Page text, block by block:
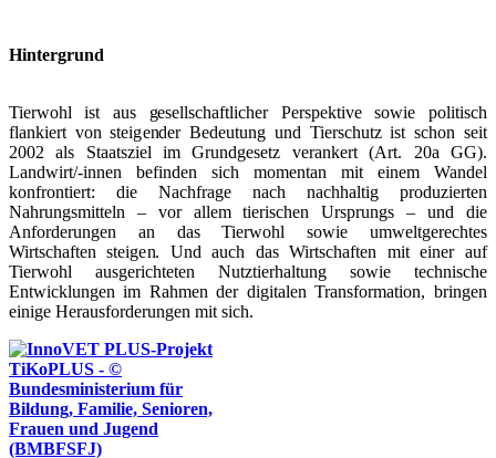
Hintergrund
Tierwohl ist aus gesellschaftlicher Perspektive sowie politisch
flankiert von steigender Bedeutung und Tierschutz ist schon seit
2002 als Staatsziel im Grundgesetz verankert (Art. 20a GG).
Landwirt/-innen befinden sich momentan mit einem Wandel
konfrontiert: die Nachfrage nach nachhaltig produzierten
Nahrungsmitteln – vor allem tierischen Ursprungs – und die
Anforderungen an das Tierwohl sowie umweltgerechtes
Wirtschaften steigen. Und auch das Wirtschaften mit einer auf
Tierwohl ausgerichteten Nutztierhaltung sowie technische
Entwicklungen im Rahmen der digitalen Transformation, bringen
einige Herausforderungen mit sich.